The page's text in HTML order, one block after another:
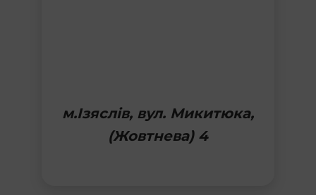
м.Ізяслів, вул. Микитюка,
(Жовтнева) 4